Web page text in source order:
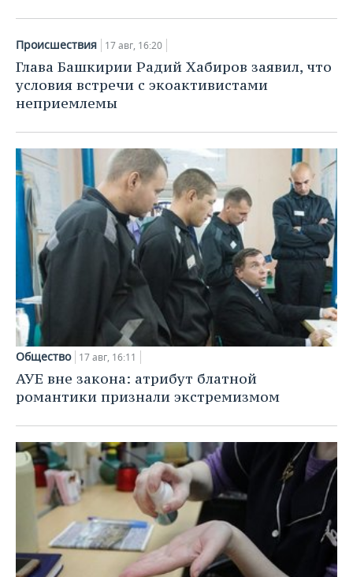
Происшествия 17 авг, 16:20
Глава Башкирии Радий Хабиров заявил, что
условия встречи с экоактивистами
неприемлемы
Общество 17 авг, 16:11
АУЕ вне закона: атрибут блатной
романтики признали экстремизмом